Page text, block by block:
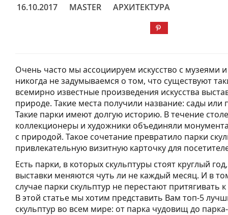
16.10.2017 MASTER АРХИТЕКТУРА
Очень часто мы ассоциируем искусство с музеями
никогда не задумываемся о том, что существуют
всемирно известные произведения искусства
природе. Такие места получили название: сады или
Такие парки имеют долгую историю. В течение
коллекционеры и художники объединяли
с природой. Такое сочетание превратило парки
привлекательную визитную карточку для
Есть парки, в которых скульптуры стоят круглый
выставки меняются чуть ли не каждый месяц. И в
случае парки скульптур не перестают притягивать
В этой статье мы хотим представить Вам топ-5
скульптур во всем мире: от парка чудовищ до